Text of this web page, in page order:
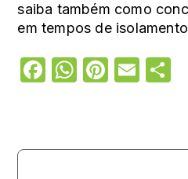
saiba também como
em tempos de
Facebook
WhatsApp
Email